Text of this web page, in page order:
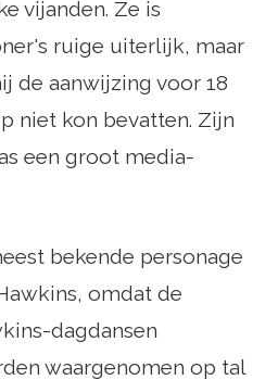
vijanden. Ze is
ruige uiterlijk, maar
de aanwijzing voor 18
niet kon bevatten. Zijn
een groot media-
bekende personage
omdat de
dagdansen
waargenomen op tal